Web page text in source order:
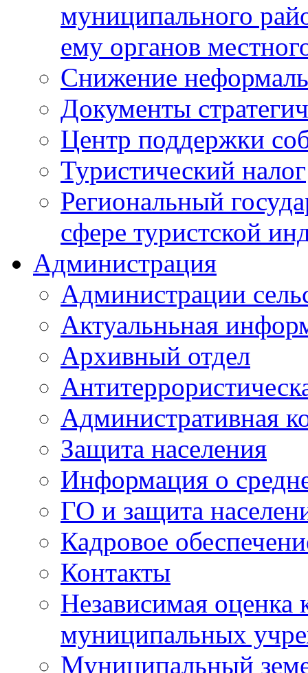
муниципального
ему органов
Снижение
Документы
Центр поддержки
Туристический налог
Региональный
сфере туристской
Администрация
Администрации
Актуальньная
Архивный отдел
Административная
Защита населения
Информация о
ГО и защита
Кадровое
Контакты
Независимая оценка
муниципальных
Муниципальный